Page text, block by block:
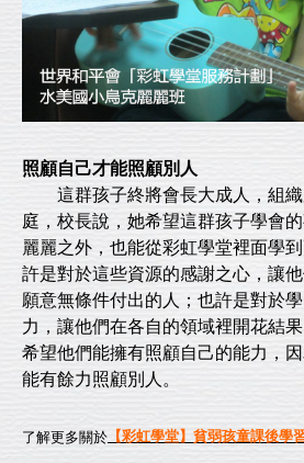
照顧自己才能照顧別人
這群孩子終將會長大成人，組織
庭，校長說，她希望這群孩子學會
麗麗之外，也能從彩虹學堂裡面學
許是對於這些資源的感謝之心，讓
願意無條件付出的人；也許是對於
力，讓他們在各自的領域裡開花結
希望他們能擁有照顧自己的能力，
能有餘力照顧別人。
了解更多關於 【彩虹學堂】貧弱孩童課後學